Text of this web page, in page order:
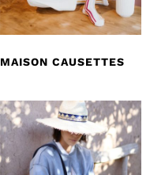
MAISON CAUSETTES